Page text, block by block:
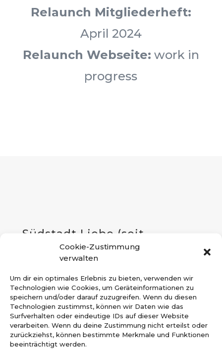
Cookie-Zustimmung
verwalten
Um dir ein optimales Erlebnis zu bieten, verwenden wir
Technologien wie Cookies, um Geräteinformationen zu
speichern und/oder darauf zuzugreifen. Wenn du diesen
Technologien zustimmst, können wir Daten wie das
Surfverhalten oder eindeutige IDs auf dieser Website
verarbeiten. Wenn du deine Zustimmung nicht erteilst oder
zurückziehst, können bestimmte Merkmale und Funktionen
beeinträchtigt werden.
Relaunch Mitgliederheft:
April 2024
Relaunch Webseite: work in
progress
Südstadt Liebe (seit
Ausgabe 1-2024)
Wuppertaler Bürgerverein der
Elberfelder Südstadt jährlich zwei
umfangreiche Mitgliederhefte.
Diese informieren Mitglieder und